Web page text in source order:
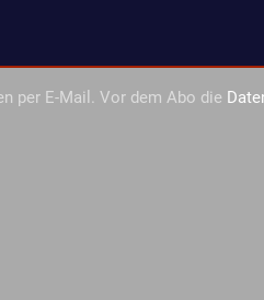
per E-Mail. Vor dem Abo die